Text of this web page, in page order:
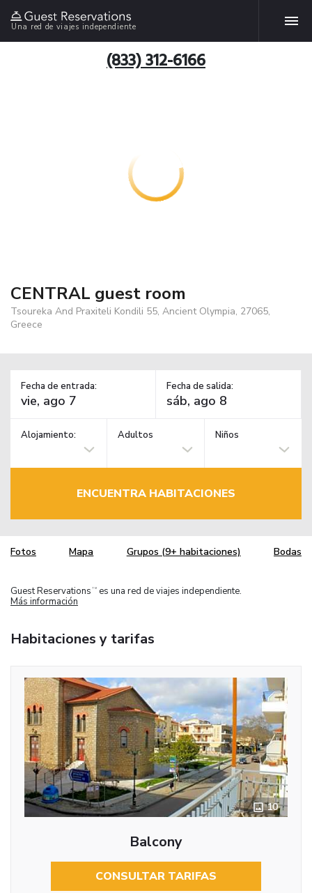
Una red de viajes independiente
(833) 312-6166
CENTRAL guest room
Tsoureka And Praxiteli Kondili 55, Ancient Olympia, 27065,
Greece
Fecha de entrada: Fecha de salida:
Alojamiento: Adultos Niños
ENCUENTRA HABITACIONES
Fotos Mapa Grupos (9+ habitaciones) Bodas
Guest Reservations TM
es una red de viajes independiente.
Más información
Habitaciones y tarifas
10
Balcony
CONSULTAR TARIFAS